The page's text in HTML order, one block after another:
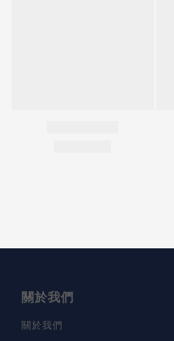
關於我們
關於我們